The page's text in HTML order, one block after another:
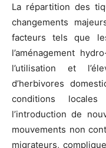
La répartition des
changements
facteurs tels que
l’aménagement
l’utilisation et
d’herbivores
conditions
l’introduction de
mouvements non
migrateurs,